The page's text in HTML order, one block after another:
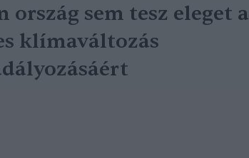
ország sem tesz eleget a
klímaváltozás